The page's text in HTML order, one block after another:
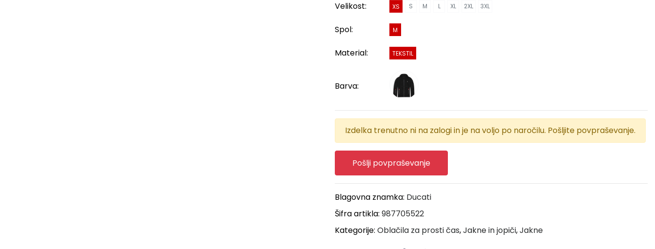
Velikost: XS S M L XL 2XL 3XL
Spol: M
Material: TEKSTIL
Barva:
Izdelka trenutno ni na zalogi in je na voljo po naročilu. Pošljite povpraševanje.
Pošlji povpraševanje
Blagovna znamka: Ducati
Šifra artikla: 987705522
Kategorije: Oblačila za prosti čas,Jakne in jopiči,Jakne